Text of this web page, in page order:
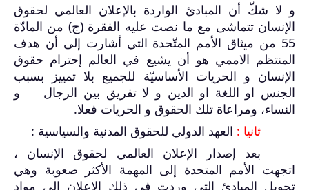
و لا شكّ أن المبادئ الواردة بالإعلان العالمي لحقوق
الإنسان تتماشى مع ما نصت عليه الفقرة (ج) من المادّة
55 من ميثاق الأمم المتّحدة التي أشارت إلى أن هدف
المنتظم الاممي هو أن يشيع في العالم إحترام حقوق
الإنسان و الحريات الأساسيّة للجميع بلا تمييز بسبب
الجنس او اللغة او الدين و لا تفريق بين الرجال و
النساء، ومراعاة تلك الحقوق و الحريات فعلا.
ثانيا : العهد الدولي للحقوق المدنية والسياسية :
بعد إصدار الإعلان العالمي لحقوق الإنسان ،
اتجهت الأمم المتحدة إلى المهمة الأكثر صعوبة وهي
تحويل المبادئ التي وردت في ذلك الإعلان إلى مواد